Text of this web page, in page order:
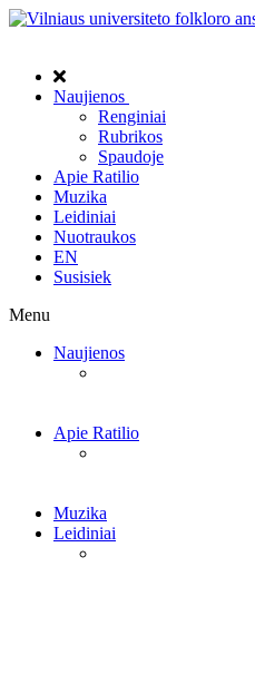
Naujienos
Renginiai
Rubrikos
Spaudoje
Apie Ratilio
Muzika
Leidiniai
Nuotraukos
EN
Susisiek
Menu
Naujienos
Apie Ratilio
Muzika
Leidiniai